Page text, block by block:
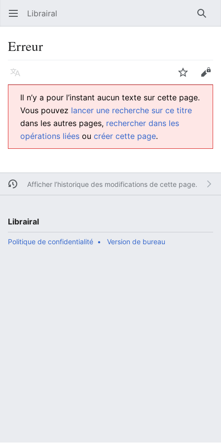
Ouvrir le menu principal Librairal
Erreur
Langue Suivre
Il n’y a pour l’instant aucun texte sur cette page.
Vous pouvez lancer une recherche sur ce titre
dans les autres pages, rechercher dans les
opérations liées ou créer cette page.
Afficher l’historique des modifications de cette page.
Librairal
Politique de confidentialité Version de bureau